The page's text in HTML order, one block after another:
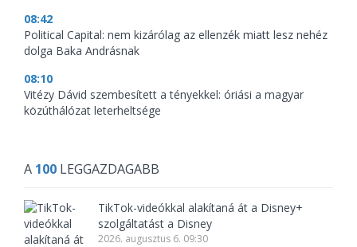
08:42
Political Capital: nem kizárólag az ellenzék miatt lesz nehéz
dolga Baka Andrásnak
08:10
Vitézy Dávid szembesített a tényekkel: óriási a magyar
közúthálózat leterheltsége
A 100 LEGGAZDAGABB
TikTok-videókkal alakítaná át a Disney+
szolgáltatást a Disney
2026. augusztus 6. 09:30